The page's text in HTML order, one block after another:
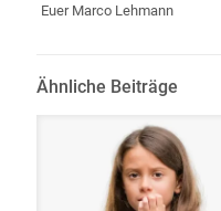
Euer Marco Lehmann
Ähnliche Beiträge